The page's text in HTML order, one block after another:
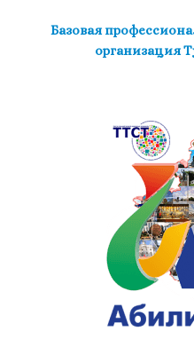
Базовая
организация